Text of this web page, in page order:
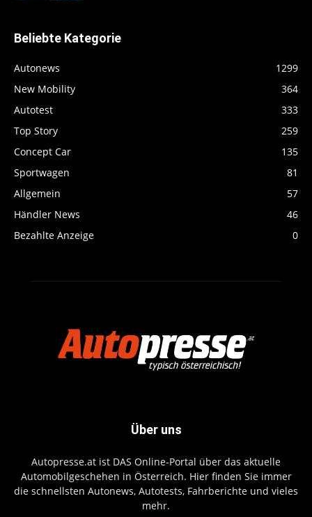
Beliebte Kategorie
Autonews
1299
New Mobility
364
Autotest
333
Top Story
259
Concept Car
135
Sportwagen
81
Allgemein
57
Händler News
46
Bezahlte Anzeige
0
Über uns
Autopresse.at ist DAS Online-Portal über das aktuelle
Automobilgeschehen in Österreich. Hier finden Sie immer
die schnellsten Autonews, Autotests, Fahrberichte und vieles
mehr.